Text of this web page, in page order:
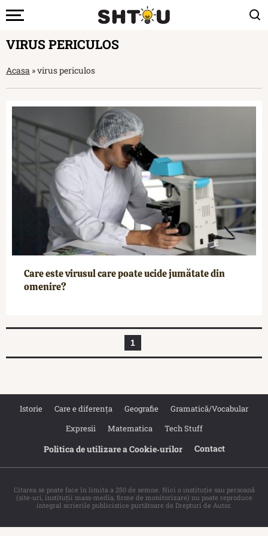
VIRUS PERICULOS
Acasa »virus periculos
Care este virusul care poate ucide jumătate din
omenire?
1
Istorie Care e diferența Geografie
Gramatică/Vocabular
Expresii
Matematica Tech Stuff
Politica de utilizare a Cookie‐urilor Contact
Citarea se poate face în limita a 250 de semne. Nici o instituţie sau persoană
(site-uri, instituţii mass-media, firme de monitorizare) nu poate reproduce
integral scrierile publicistice purtătoare de Drepturi de Autor.